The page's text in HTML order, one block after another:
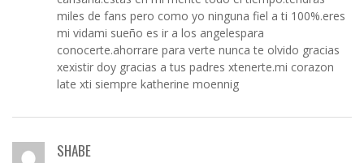
miles de fans pero como yo ninguna fiel a ti 100%.eres
mi vidami sueño es ir a los angelespara
conocerte.ahorrare para verte nunca te olvido gracias
xexistir doy gracias a tus padres xtenerte.mi corazon
late xti siempre katherine moennig
SHABE